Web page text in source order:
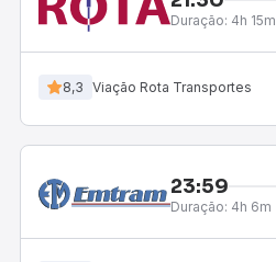
Duração: 4h 15m
8,3 Viação Rota Transportes
23:59
Duração: 4h 6m